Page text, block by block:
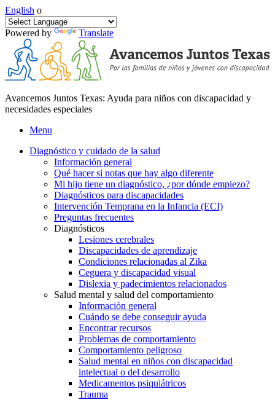
English o
Powered by Translate
Avancemos Juntos Texas: Ayuda para niños con discapacidad y
necesidades especiales
Menu
Diagnóstico y cuidado de la salud
Información general
Qué hacer si notas que hay algo diferente
Mi hijo tiene un diagnóstico, ¿por dónde empiezo?
Diagnósticos para discapacidades
Intervención Temprana en la Infancia (ECI)
Preguntas frecuentes
Diagnósticos
Lesiones cerebrales
Discapacidades de aprendizaje
Condiciones relacionadas al Zika
Ceguera y discapacidad visual
Dislexia y padecimientos relacionados
Salud mental y salud del comportamiento
Información general
Cuándo se debe conseguir ayuda
Encontrar recursos
Problemas de comportamiento
Comportamiento peligroso
Salud mental en niños con discapacidad
intelectual o del desarrollo
Medicamentos psiquiátricos
Trauma